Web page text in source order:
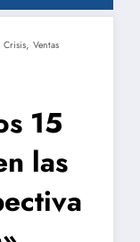
Crisis, Ventas
15
las